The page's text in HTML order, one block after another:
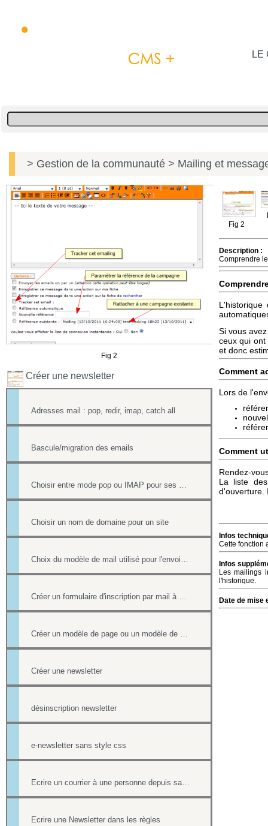
LE
> Gestion de la communauté > Mailing et
Fig 2
Créer une newsletter
Adresses mail : pop, redir, imap, catch all
Bascule/migration des emails
Choisir entre mode pop ou IMAP pour ses mails
Choisir un nom de domaine pour un site
Choix du modèle de mail utilisé pour l'envoi des factures
Créer un formulaire d'inscription par mail à un événement
Créer un modèle de page ou un modèle de mailing
Créer une newsletter
désinscription newsletter
e-newsletter sans style css
Ecrire un courrier à une personne depuis sa fiche contact
Ecrire une Newsletter dans les règles
Fig 2
Description :
Comprendre
Si vous
ceux qui
et donc
Comment
Lors de
Comment
Rendez-
La liste
d'ouverture.
Infos
Cette fonction
Infos
Les mailings
l'historique.
Date de mise